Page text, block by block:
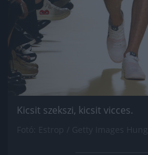
Kicsit szekszi, kicsit vicces.